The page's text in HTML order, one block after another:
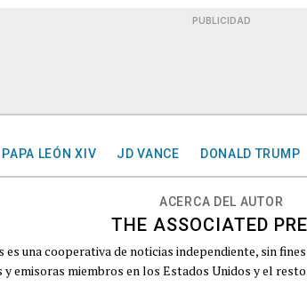
PUBLICIDAD
PAPA LEÓN XIV JD VANCE DONALD TRUMP
ACERCA DEL AUTOR
THE ASSOCIATED
es una cooperativa de noticias independiente, sin
y emisoras miembros en los Estados Unidos y el